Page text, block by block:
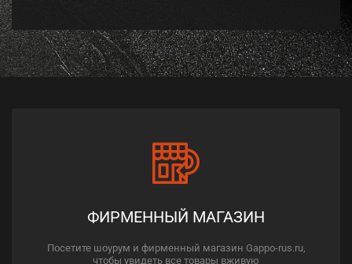
ФИРМЕННЫЙ МАГАЗИН
Посетите шоурум и фирменный магазин Gappo-rus.ru,
чтобы увидеть все товары вживую